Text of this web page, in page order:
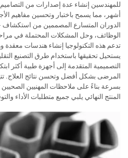
للمهندسين إنشاء عدة إصدارات من التصاميم
أشهر، مما يسمح باختبار وتحسين مفاهيم
الدوران المتسارع المصممين من استكشاف
الوظائف، وحل المشكلات المحتملة في
تدعم هذه التكنولوجيا إنشاء هندسات معقدة
يستحيل تحقيقها باستخدام طرق التصنيع
التصميمية المتقدمة إلى أجهزة طبية أكثر
المرضى بشكل أفضل وتحسن نتائج العلاج.
بسرعة بناءً على ملاحظات المهنيين الصحيين
المنتج النهائي يلبي جميع متطلبات الأداء